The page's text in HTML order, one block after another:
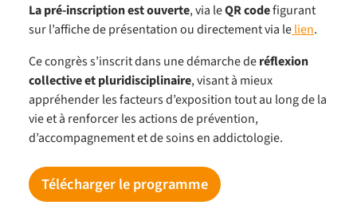
La pré-inscription est ouverte, via leQR codefigurant
sur l’affiche de présentation ou directement via lelien.
Ce congrès s’inscrit dans une démarche deréflexion
collective et pluridisciplinaire, visant à mieux
appréhender les facteurs d’exposition tout au long de la
vie et à renforcer les actions de prévention,
d’accompagnement et de soins en addictologie.
Télécharger le programme